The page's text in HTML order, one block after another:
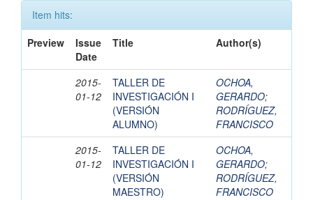
Item hits:
Preview
Issue
Date
Title Author(s)
2015-
01-12
TALLER DE
INVESTIGACIÓN I
(VERSIÓN
ALUMNO)
OCHOA,
GERARDO;
RODRÍGUEZ,
FRANCISCO
2015-
01-12
TALLER DE
INVESTIGACIÓN I
(VERSIÓN
MAESTRO)
OCHOA,
GERARDO;
RODRÍGUEZ,
FRANCISCO